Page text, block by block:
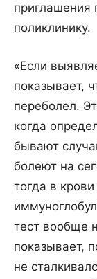
приглашения
поликлинику.
«Если
показывает,
переболел.
когда
бывают
болеют на
тогда в
тест вообще
показывает,
не